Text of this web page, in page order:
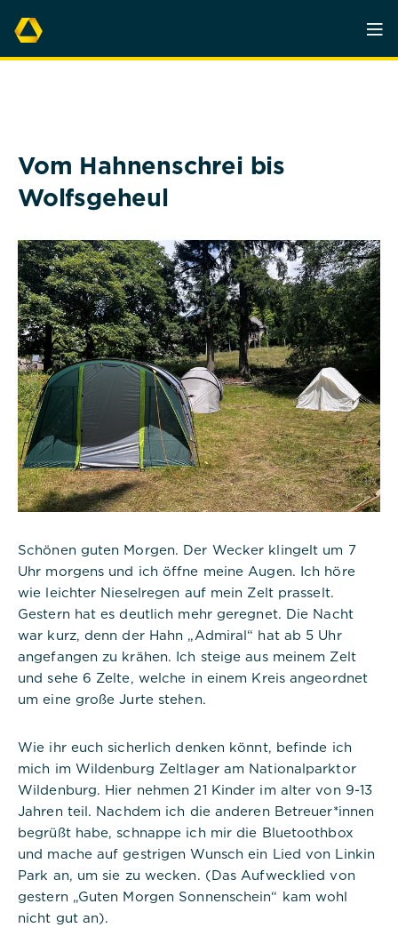
Vom Hahnenschrei bis
Wolfsgeheul
Schönen guten Morgen. Der Wecker klingelt um 7
Uhr morgens und ich öffne meine Augen. Ich höre
wie leichter Nieselregen auf mein Zelt prasselt.
Gestern hat es deutlich mehr geregnet. Die Nacht
war kurz, denn der Hahn „Admiral“ hat ab 5 Uhr
angefangen zu krähen. Ich steige aus meinem Zelt
und sehe 6 Zelte, welche in einem Kreis angeordnet
um eine große Jurte stehen.
Wie ihr euch sicherlich denken könnt, befinde ich
mich im Wildenburg Zeltlager am Nationalparktor
Wildenburg. Hier nehmen 21 Kinder im alter von 9-13
Jahren teil. Nachdem ich die anderen Betreuer*innen
begrüßt habe, schnappe ich mir die Bluetoothbox
und mache auf gestrigen Wunsch ein Lied von Linkin
Park an, um sie zu wecken. (Das Aufwecklied von
gestern „Guten Morgen Sonnenschein“ kam wohl
nicht gut an).